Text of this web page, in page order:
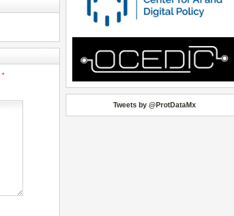
*
Tweets by @ProtDataMx